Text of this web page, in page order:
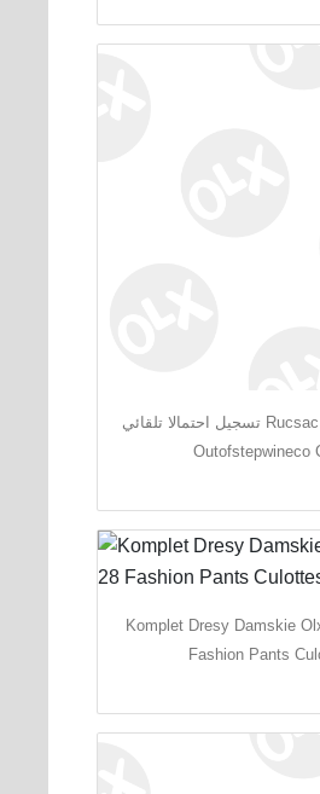
تسجيل احتمالا تلقائي Rucsac Moschino Olx
Outofstepwineco
Komplet Dresy Damskie
Fashion Pants